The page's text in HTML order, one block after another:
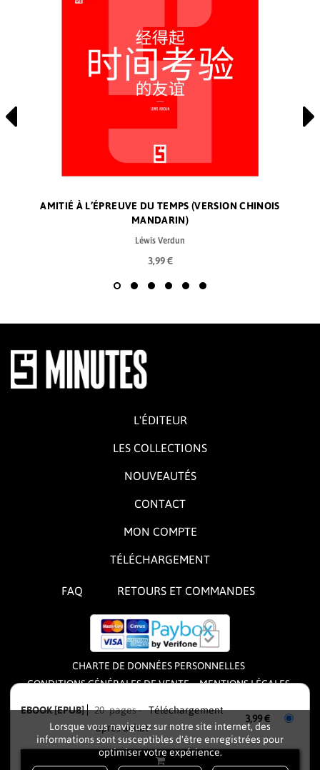
Lorsque vous naviguez sur notre site internet, des
informations sont susceptibles d'être enregistrées pour
optimiser votre expérience.
EBOOK [EPUB] 20 pages
Téléchargement
après achat
3,99 €
AMITIÉ À L’ÉPREUVE DU TEMPS (VERSION CHINOIS
MANDARIN)
Léwis Verdun
3,99 €
L'ÉDITEUR
LES COLLECTIONS
NOUVEAUTÉS
CONTACT
MON COMPTE
TÉLÉCHARGEMENT
FAQ RETOURS ET COMMANDES
CHARTE DE DONNÉES PERSONNELLES
CONDITIONS GÉNÉRALES DE VENTE
MENTIONS LÉGALES
L'éditeurFIVE MINUTESfonctionne sous licence de
la solution logicielleIZIBOOK, solution e-commerce